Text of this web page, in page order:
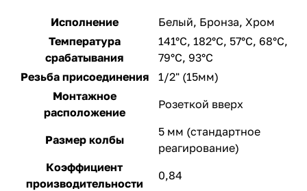
Исполнение
Белый, Бронза, Хром
Температура
срабатывания
141°С, 182°С, 57°С, 68°С,
79°С, 93°С
Резьба присоединения
1/2" (15мм)
Монтажное
расположение
Розеткой вверх
Размер колбы
5 мм (стандартное
реагирование)
Коэффициент
производительности
0,84